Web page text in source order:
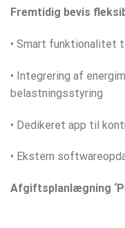
Fremtidig bevis
• Smart funktionalitet
• Integrering af
belastningsstyring
• Dedikeret app til
• Ekstern
Afgiftsplanlægning